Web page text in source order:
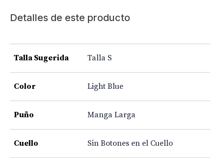
Detalles de este producto
Talla Sugerida Talla S
Color Light Blue
Puño Manga Larga
Cuello Sin Botones en el Cuello